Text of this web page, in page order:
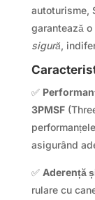
autoturisme,
garantează
sigură,
✅
3PMSF
asigurând
✅ Aderență
rulare cu